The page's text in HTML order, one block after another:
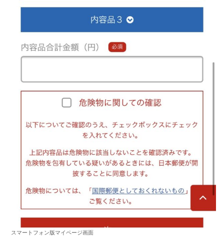
スマートフォン版マイページ画面